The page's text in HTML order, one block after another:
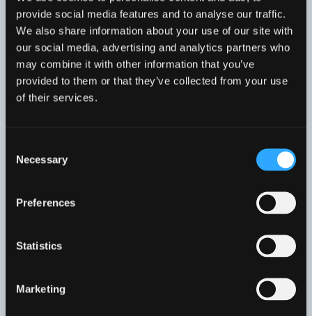
provide social media features and to analyse our traffic.
We also share information about your use of our site with
our social media, advertising and analytics partners who
may combine it with other information that you’ve
provided to them or that they’ve collected from your use
of their services.
Selection
Necessary
Preferences
Statistics
Marketing
VA
Modul 1: Produktoplæring ventiler og garniture
Modul 2: Produktoplæring samlemuligheder